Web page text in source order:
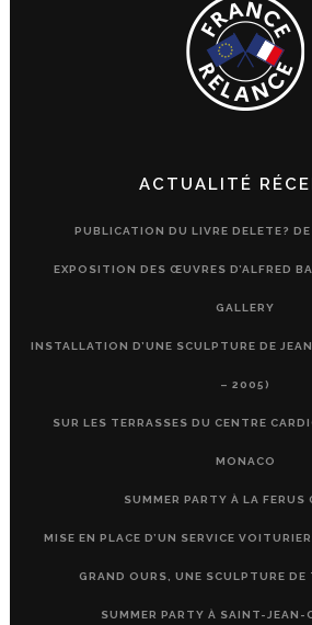
ACTUALITÉ
PUBLICATION DU LIVRE DELETE?
EXPOSITION DES ŒUVRES D’ALFRED
GALLERY
INSTALLATION D’UNE SCULPTURE DE
– 2005)
SUR LES TERRASSES DU CENTRE
MONACO
SUMMER PARTY À LA FERUS
MISE EN PLACE D’UN SERVICE
GRAND OURS, UNE SCULPTURE DE
SUMMER PARTY À SAINT-JEAN-